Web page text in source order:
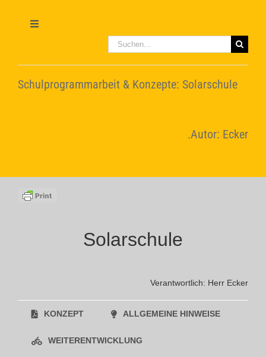
springenToggle
Leitbild
Suche
nach:
Schulprogrammarbeit & Konzepte: Solarschule
.Autor: Ecker
Solarschule
Verantwortlich: Herr Ecker
KONZEPT ALLGEMEINE HINWEISE
WEITERENTWICKLUNG